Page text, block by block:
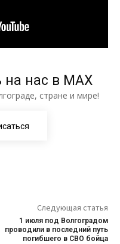
на нас в МАХ
стране и мире!
Следующая статья
1 июля под Волгоградом
проводили в последний путь
погибшего в СВО бойца